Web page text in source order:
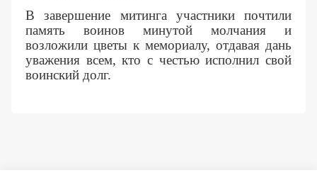
В завершение митинга участники почтили
память воинов минутой молчания и
возложили цветы к мемориалу, отдавая дань
уважения всем, кто с честью исполнил свой
воинский долг.